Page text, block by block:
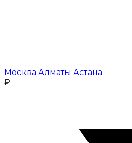
Москва Алматы Астана
₽